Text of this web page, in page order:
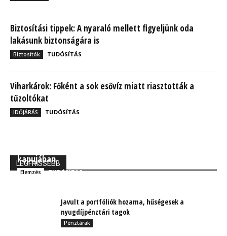
Biztosítási tippek: A nyaraló mellett figyeljünk oda
lakásunk biztonságára is
Biztosítók TUDÓSÍTÁS
Viharkárok: Főként a sok esővíz miatt riasztották a
tűzoltókat
IDŐJÁRÁS TUDÓSÍTÁS
LEGFRISSEBB
kapujában
Elemzés TUDÓSÍTÁS
Javult a portfóliók hozama, hűségesek a
nyugdíjpénztári tagok
Pénztárak